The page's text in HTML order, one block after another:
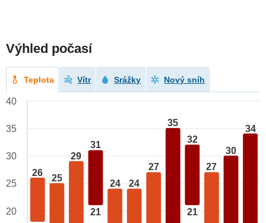
Výhled počasí
Teplota Vítr Srážky Nový sníh
26
25
29
31
21
24 24
27
35
32
21
27
30
34
40
35
30
25
20